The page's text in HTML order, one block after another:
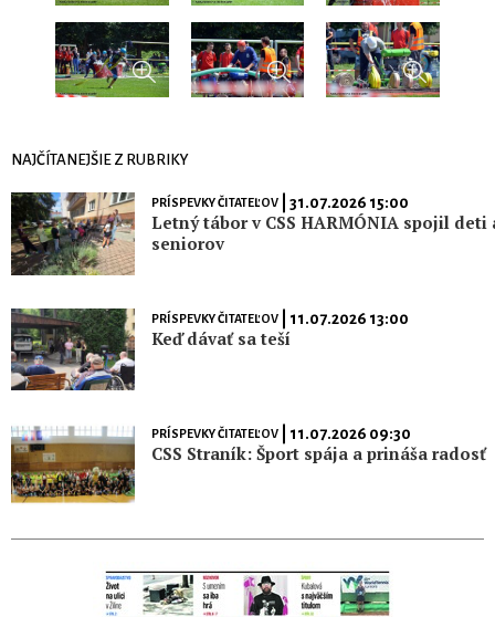
NAJČÍTANEJŠIE Z RUBRIKY
PRÍSPEVKY ČITATEĽOV| 31.07.2026 15:00
Letný tábor v CSS HARMÓNIA spojil deti
seniorov
PRÍSPEVKY ČITATEĽOV| 11.07.2026 13:00
Keď dávať sa teší
PRÍSPEVKY ČITATEĽOV| 11.07.2026 09:30
CSS Straník: Šport spája a prináša radosť